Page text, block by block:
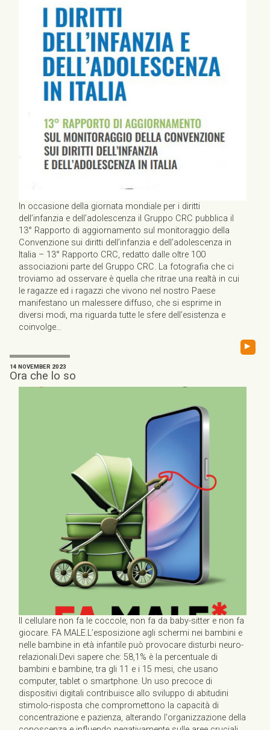
In occasione della giornata mondiale per i diritti
dell’infanzia e dell’adolescenza il Gruppo CRC pubblica il
13° Rapporto di aggiornamento sul monitoraggio della
Convenzione sui diritti dell’infanzia e dell’adolescenza in
Italia – 13° Rapporto CRC, redatto dalle oltre 100
associazioni parte del Gruppo CRC. La fotografia che ci
troviamo ad osservare è quella che ritrae una realtà in cui
le ragazze ed i ragazzi che vivono nel nostro Paese
manifestano un malessere diffuso, che si esprime in
diversi modi, ma riguarda tutte le sfere dell’esistenza e
coinvolge...
▸
14 NOVEMBER 2023
Ora che lo so
Il cellulare non fa le coccole, non fa da baby-sitter e non fa
giocare. FA MALE.L’esposizione agli schermi nei bambini e
nelle bambine in età infantile può provocare disturbi neuro-
relazionali.Devi sapere che: 58,1% è la percentuale di
bambini e bambine, tra gli 11 e i 15 mesi, che usano
computer, tablet o smartphone. Un uso precoce di
dispositivi digitali contribuisce allo sviluppo di abitudini
stimolo-risposta che compromettono la capacità di
concentrazione e pazienza, alterando l'organizzazione della